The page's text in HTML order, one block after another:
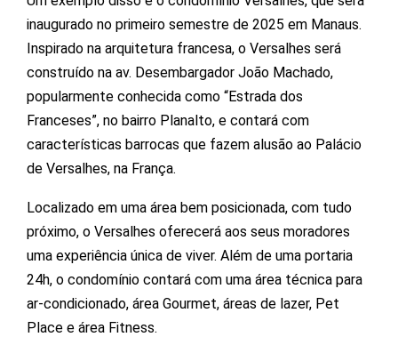
inaugurado no primeiro semestre de 2025 em Manaus.
Inspirado na arquitetura francesa, o Versalhes será
construído na av. Desembargador João Machado,
popularmente conhecida como “Estrada dos
Franceses”, no bairro Planalto, e contará com
características barrocas que fazem alusão ao Palácio
de Versalhes, na França.
Localizado em uma área bem posicionada, com tudo
próximo, o Versalhes oferecerá aos seus moradores
uma experiência única de viver. Além de uma portaria
24h, o condomínio contará com uma área técnica para
ar-condicionado, área Gourmet, áreas de lazer, Pet
Place e área Fitness.